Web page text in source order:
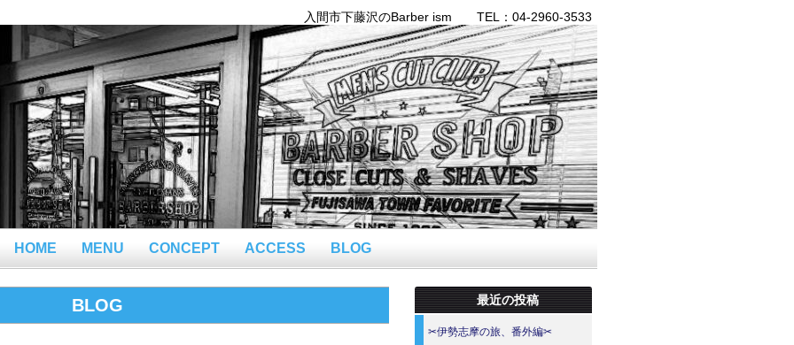
入間市下藤沢のBarber ism TEL：04-2960-3533
HOME MENU CONCEPT ACCESS BLOG
BLOG 最近の投稿
✂伊勢志摩の旅、番外編✂